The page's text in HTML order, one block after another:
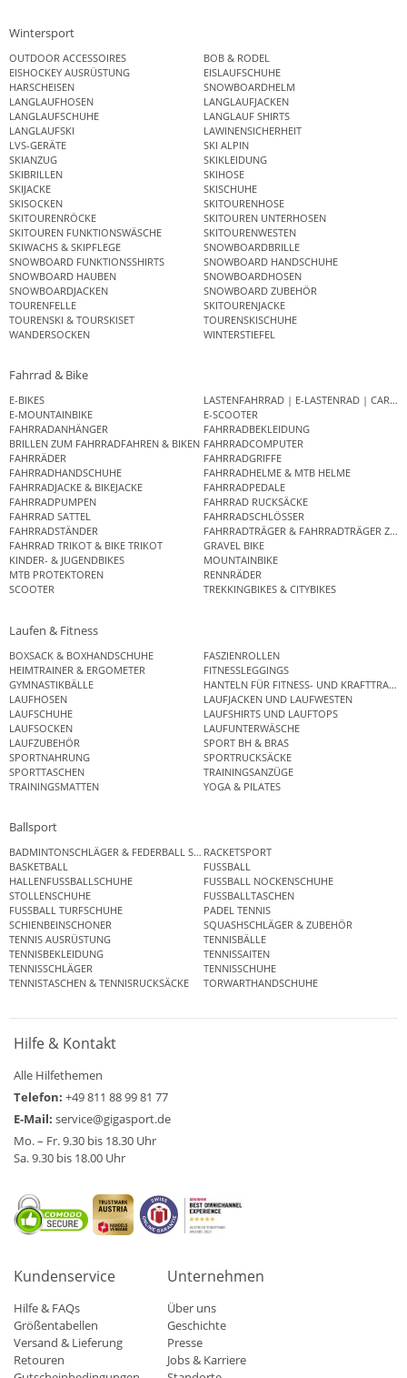
Wintersport
OUTDOOR ACCESSOIRES
BOB & RODEL
EISHOCKEY AUSRÜSTUNG
EISLAUFSCHUHE
HARSCHEISEN
SNOWBOARDHELM
LANGLAUFHOSEN
LANGLAUFJACKEN
LANGLAUFSCHUHE
LANGLAUF SHIRTS
LANGLAUFSKI
LAWINENSICHERHEIT
LVS-GERÄTE
SKI ALPIN
SKIANZUG
SKIKLEIDUNG
SKIBRILLEN
SKIHOSE
SKIJACKE
SKISCHUHE
SKISOCKEN
SKITOURENHOSE
SKITOURENRÖCKE
SKITOUREN UNTERHOSEN
SKITOUREN FUNKTIONSWÄSCHE
SKITOURENWESTEN
SKIWACHS & SKIPFLEGE
SNOWBOARDBRILLE
SNOWBOARD FUNKTIONSSHIRTS
SNOWBOARD HANDSCHUHE
SNOWBOARD HAUBEN
SNOWBOARDHOSEN
SNOWBOARDJACKEN
SNOWBOARD ZUBEHÖR
TOURENFELLE
SKITOURENJACKE
TOURENSKI & TOURSKISET
TOURENSKISCHUHE
WANDERSOCKEN
WINTERSTIEFEL
Fahrrad & Bike
E-BIKES
LASTENFAHRRAD | E-LASTENRAD |
E-MOUNTAINBIKE
E-SCOOTER
FAHRRADANHÄNGER
FAHRRADBEKLEIDUNG
BRILLEN ZUM FAHRRADFAHREN & BIKEN FAHRRADCOMPUTER
FAHRRÄDER
FAHRRADGRIFFE
FAHRRADHANDSCHUHE
FAHRRADHELME & MTB HELME
FAHRRADJACKE & BIKEJACKE
FAHRRADPEDALE
FAHRRADPUMPEN
FAHRRAD RUCKSÄCKE
FAHRRAD SATTEL
FAHRRADSCHLÖSSER
FAHRRADSTÄNDER
FAHRRADTRÄGER & FAHRRADTRÄGER
FAHRRAD TRIKOT & BIKE TRIKOT
GRAVEL BIKE
KINDER- & JUGENDBIKES
MOUNTAINBIKE
MTB PROTEKTOREN
RENNRÄDER
SCOOTER
TREKKINGBIKES & CITYBIKES
Laufen & Fitness
BOXSACK & BOXHANDSCHUHE
FASZIENROLLEN
HEIMTRAINER & ERGOMETER
FITNESSLEGGINGS
GYMNASTIKBÄLLE
HANTELN FÜR FITNESS- UND
LAUFHOSEN
LAUFJACKEN UND LAUFWESTEN
LAUFSCHUHE
LAUFSHIRTS UND LAUFTOPS
LAUFSOCKEN
LAUFUNTERWÄSCHE
LAUFZUBEHÖR
SPORT BH & BRAS
SPORTNAHRUNG
SPORTRUCKSÄCKE
SPORTTASCHEN
TRAININGSANZÜGE
TRAININGSMATTEN
YOGA & PILATES
Ballsport
BADMINTONSCHLÄGER & FEDERBALL SETSRACKETSPORT
BASKETBALL
FUSSBALL
HALLENFUSSBALLSCHUHE
FUSSBALL NOCKENSCHUHE
STOLLENSCHUHE
FUSSBALLTASCHEN
FUSSBALL TURFSCHUHE
PADEL TENNIS
SCHIENBEINSCHONER
SQUASHSCHLÄGER & ZUBEHÖR
TENNIS AUSRÜSTUNG
TENNISBÄLLE
TENNISBEKLEIDUNG
TENNISSAITEN
TENNISSCHLÄGER
TENNISSCHUHE
TENNISTASCHEN & TENNISRUCKSÄCKE
TORWARTHANDSCHUHE
Hilfe & Kontakt
Alle Hilfethemen
Telefon: +49 811 88 99 81 77
E-Mail: service@gigasport.de
Mo. – Fr. 9.30 bis 18.30 Uhr
Sa. 9.30 bis 18.00 Uhr
Kundenservice
Hilfe & FAQs
Größentabellen
Versand & Lieferung
Retouren
Unternehmen
Über uns
Geschichte
Presse
Jobs & Karriere